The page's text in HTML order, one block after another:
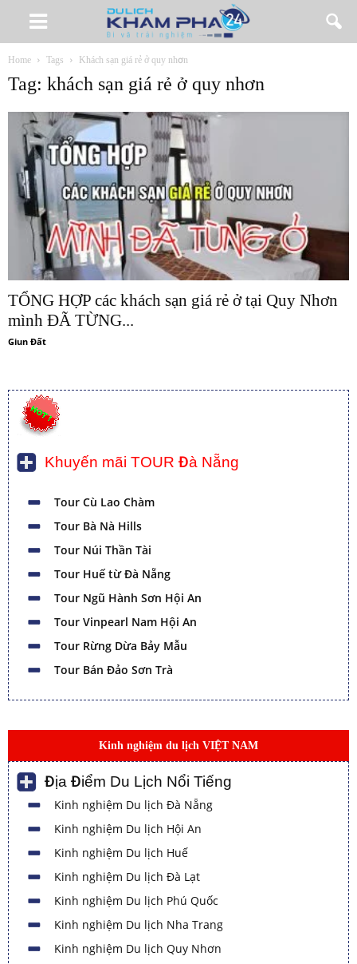
Home Tags Khách sạn giá rẻ ở quy nhơn
Tag: khách sạn giá rẻ ở quy nhơn
TỔNG HỢP các khách sạn giá rẻ ở tại Quy Nhơn
mình ĐÃ TỪNG...
Giun Đất
Khuyến mãi TOUR Đà Nẵng
Tour Cù Lao Chàm
Tour Bà Nà Hills
Tour Núi Thần Tài
Tour Huế từ Đà Nẵng
Tour Ngũ Hành Sơn Hội An
Tour Vinpearl Nam Hội An
Tour Rừng Dừa Bảy Mẫu
Tour Bán Đảo Sơn Trà
Kinh nghiệm du lịch VIỆT NAM
Địa Điểm Du Lịch Nổi Tiếng
Kinh nghiệm Du lịch Đà Nẵng
Kinh nghiệm Du lịch Hội An
Kinh nghiệm Du lịch Huế
Kinh nghiệm Du lịch Đà Lạt
Kinh nghiệm Du lịch Phú Quốc
Kinh nghiệm Du lịch Nha Trang
Kinh nghiệm Du lịch Quy Nhơn